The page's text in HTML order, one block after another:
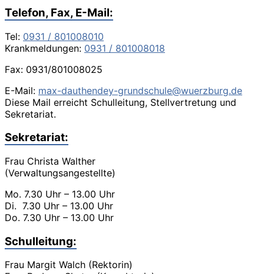
Telefon, Fax, E-Mail:
Tel: 0931 / 801008010
Krankmeldungen: 0931 / 801008018
Fax: 0931/801008025
E-Mail: max-dauthendey-grundschule@wuerzburg.de
Diese Mail erreicht Schulleitung, Stellvertretung und
Sekretariat.
Sekretariat:
Frau Christa Walther
(Verwaltungsangestellte)
Mo. 7.30 Uhr – 13.00 Uhr
Di. 7.30 Uhr – 13.00 Uhr
Do. 7.30 Uhr – 13.00 Uhr
Schulleitung:
Frau Margit Walch (Rektorin)